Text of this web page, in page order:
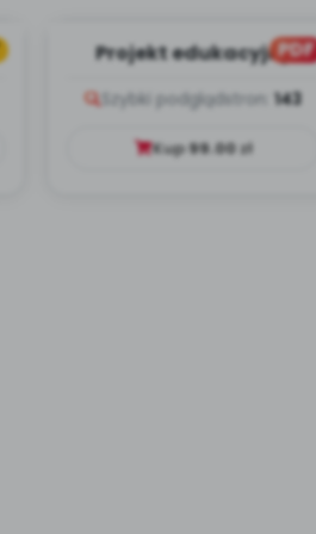
PDF
Projekt edukacyjny
Szybki podglądstron: 143
Kup99.00zł